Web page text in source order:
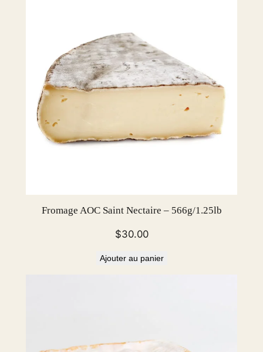
Fromage AOC Saint Nectaire – 566g/1.25lb
$30.00
Ajouter au panier